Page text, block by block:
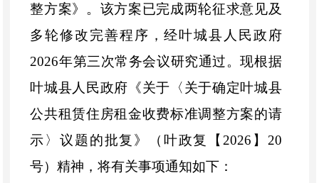
整方案》 。 该方案已完成两轮征求意见及
多轮修改完善程序，经叶城县人民政府
2026年第三次常务会议研究通过。现根据
叶城县人民政府《关于 〈关于确定叶城县
公共租赁住房租金收费标准调整方案的请
示〉议题的批复》 （叶政复【 2026 】 20
号）精神，将有关事项通知如下：